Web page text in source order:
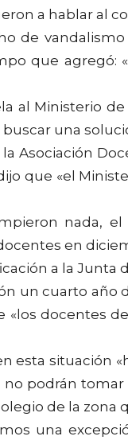
a hablar al
de
que agregó:
al Ministerio
una
Asociación
que «el
nada,
en
a la Junta
un cuarto año
«los docentes
esta situación
podrán
de la zona
una